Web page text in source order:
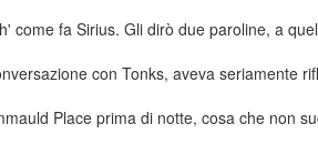
fa Sirius. Gli dirò due paroline, a
con Tonks, aveva seriamente
Place prima di notte, cosa che non